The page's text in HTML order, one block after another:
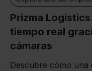
Prizma
tiempo real
cámaras
Descubre cómo una